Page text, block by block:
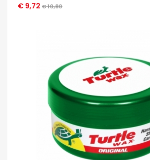
€ 9,72 € 10,80
OCCHIATA VELOCE